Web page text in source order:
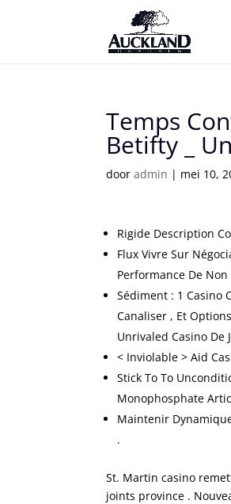
Temps
Betifty _
dooradmin | mei 10,
Rigide Description
Flux Vivre Sur
Performance De
Sédiment : 1 Casino
Canaliser , Et
Unrivaled Casino De
< Inviolable > Aid
Stick To To
Monophosphate
Maintenir
.
St. Martin casino
joints province .